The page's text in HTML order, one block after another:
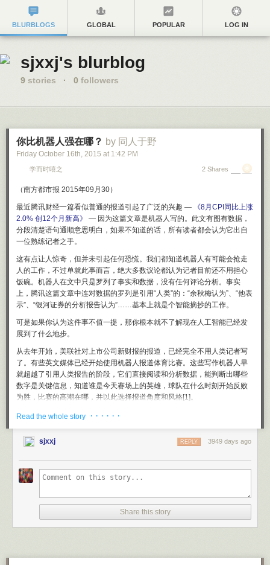
BLURBLOGS GLOBAL POPULAR LOG IN
sjxxj's blurblog
9 stories · 0 followers
你比机器人强在哪？ by 同人于野
Friday October 16th, 2015 at 1:42 PM
学而时嘻之 2 Shares
（南方都市报 2015年09月30）
最近腾讯财经一篇看似普通的报道引起了广泛的兴趣 —
《8月CPI同比上涨
2.0% 创12个月新高》
— 因为这篇文章是机器人写的。此文有图有数据，
分段清楚语句通顺意思明白，如果不知道的话，所有读者都会认为它出自
一位熟练记者之手。
这有点让人惊奇，但并未引起任何恐慌。我们都知道机器人有可能会抢走
人的工作，不过单就此事而言，绝大多数议论都认为记者目前还不用担心
饭碗。机器人在文中只是罗列了事实和数据，没有任何评论分析。事实
上，腾讯这篇文章中连对数据的罗列是引用“人类”的：“余秋梅认为”、“他表
示”、“银河证券的分析报告认为”……基本上就是个智能摘抄的工作。
可是如果你认为这件事不值一提，那你根本就不了解现在人工智能已经发
展到了什么地步。
从去年开始，美联社对上市公司新财报的报道，已经完全不用人类记者写
了。有些英文媒体已经开始使用机器人报道体育比赛。这些写作机器人早
就超越了引用人类报告的阶段，它们直接阅读和分析数据，能判断出哪些
数字是关键信息，知道谁是今天赛场上的英雄，球队在什么时刻开始反败
为胜，比赛的高潮在哪，并以此选择报道角度和风格[1]。
有多家公司提供这种机器人写作服务。其中有一家叫做Narraive Scienece
机器人收集你企业的各种信息，发现你的趋势、成就和问题，生成的报告
中有判断、有结论、有建议 — 基本上就是商业咨询的活。
这是腾讯在中国的一小步，其背后却是机器人在世界的一大步。
有些媒体不告诉你哪篇文章是机器人写的，所以你可能早就看过而不自
知。关键在于，机器人写的东西不但不比人写的差，而且可能比人写的更
Read the whole story · · · · · ·
sjxxj 3949 days ago
REPLY
Share this story